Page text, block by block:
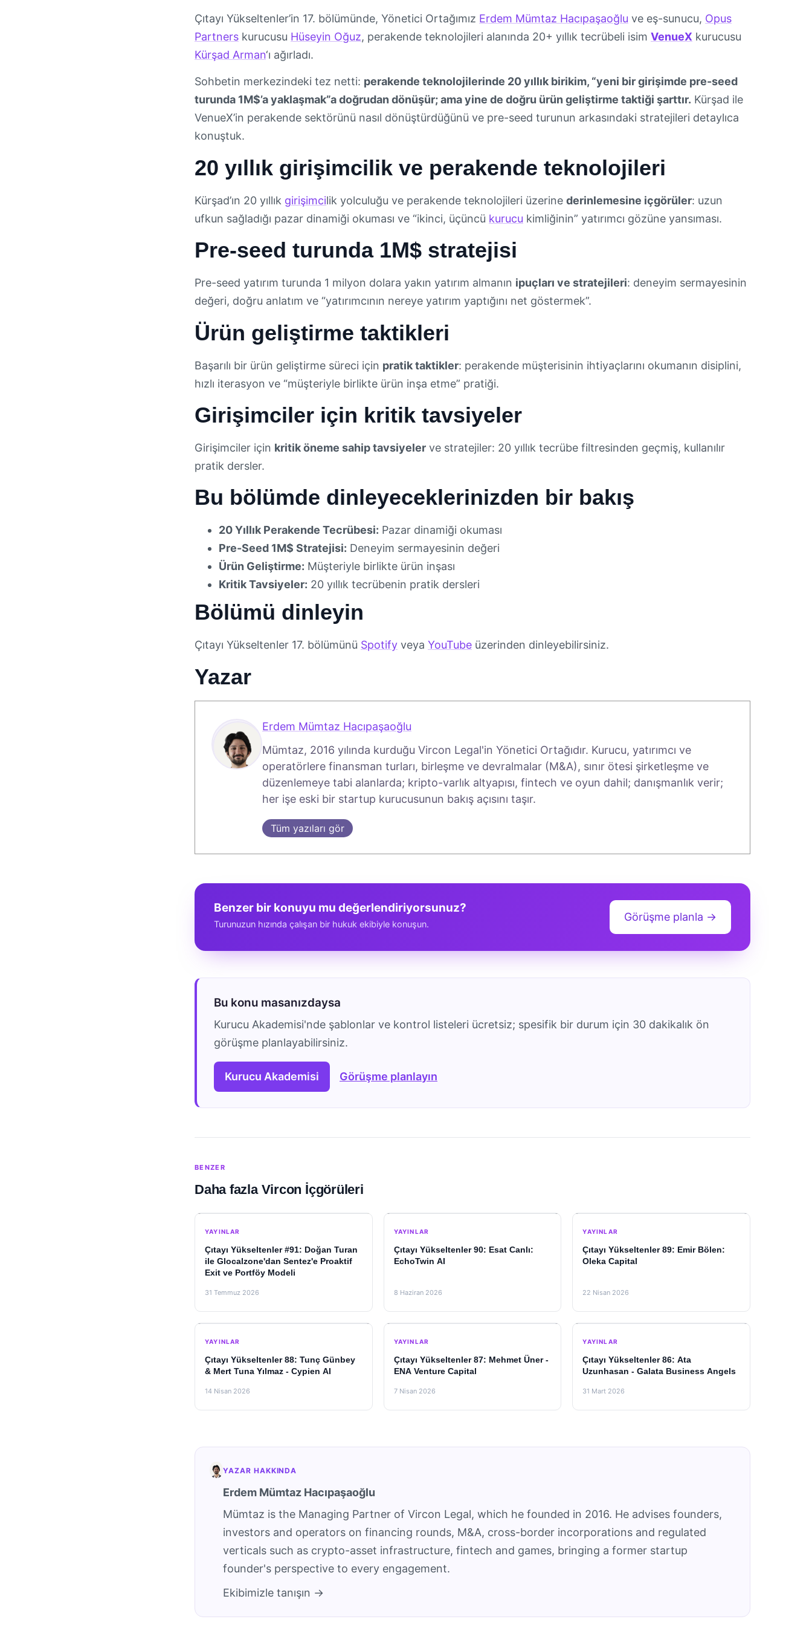
Çıtayı Yükseltenler’in 17. bölümünde, Yönetici Ortağımız Erdem Mümtaz Hacıpaşaoğlu ve eş-sunucu, Opus
Partners kurucusu Hüseyin Oğuz, perakende teknolojileri alanında 20+ yıllık tecrübeli isim VenueX kurucusu
Kürşad Arman‘ı ağırladı.
Sohbetin merkezindeki tez netti: perakende teknolojilerinde 20 yıllık birikim, “yeni bir girişimde pre-seed
turunda 1M$’a yaklaşmak”a doğrudan dönüşür; ama yine de doğru ürün geliştirme taktiği şarttır. Kürşad ile
VenueX’in perakende sektörünü nasıl dönüştürdüğünü ve pre-seed turunun arkasındaki stratejileri detaylıca
konuştuk.
20 yıllık girişimcilik ve perakende teknolojileri
Kürşad’ın 20 yıllık girişimcilik yolculuğu ve perakende teknolojileri üzerine derinlemesine içgörüler: uzun
ufkun sağladığı pazar dinamiği okuması ve “ikinci, üçüncü kurucu kimliğinin” yatırımcı gözüne yansıması.
Pre-seed turunda 1M$ stratejisi
Pre-seed yatırım turunda 1 milyon dolara yakın yatırım almanın ipuçları ve stratejileri: deneyim sermayesinin
değeri, doğru anlatım ve “yatırımcının nereye yatırım yaptığını net göstermek”.
Ürün geliştirme taktikleri
Başarılı bir ürün geliştirme süreci için pratik taktikler: perakende müşterisinin ihtiyaçlarını okumanın disiplini,
hızlı iterasyon ve “müşteriyle birlikte ürün inşa etme” pratiği.
Girişimciler için kritik tavsiyeler
Girişimciler için kritik öneme sahip tavsiyeler ve stratejiler: 20 yıllık tecrübe filtresinden geçmiş, kullanılır
pratik dersler.
Bu bölümde dinleyeceklerinizden bir bakış
20 Yıllık Perakende Tecrübesi: Pazar dinamiği okuması
Pre-Seed 1M$ Stratejisi: Deneyim sermayesinin değeri
Ürün Geliştirme: Müşteriyle birlikte ürün inşası
Kritik Tavsiyeler: 20 yıllık tecrübenin pratik dersleri
Bölümü dinleyin
Çıtayı Yükseltenler 17. bölümünü Spotify veya YouTube üzerinden dinleyebilirsiniz.
Yazar
Erdem Mümtaz Hacıpaşaoğlu
Mümtaz, 2016 yılında kurduğu Vircon Legal'in Yönetici Ortağıdır. Kurucu, yatırımcı ve
operatörlere finansman turları, birleşme ve devralmalar (M&A), sınır ötesi şirketleşme ve
düzenlemeye tabi alanlarda; kripto-varlık altyapısı, fintech ve oyun dahil; danışmanlık verir;
her işe eski bir startup kurucusunun bakış açısını taşır.
Tüm yazıları gör
Benzer bir konuyu mu değerlendiriyorsunuz?
Turunuzun hızında çalışan bir hukuk ekibiyle konuşun.
Görüşme planla →
Bu konu masanızdaysa
Kurucu Akademisi'nde şablonlar ve kontrol listeleri ücretsiz; spesifik bir durum için 30 dakikalık ön
görüşme planlayabilirsiniz.
Kurucu Akademisi Görüşme planlayın
BENZER
Daha fazla Vircon İçgörüleri
YAYINLAR
Çıtayı Yükseltenler #91: Doğan Turan
ile Glocalzone'dan Sentez'e Proaktif
Exit ve Portföy Modeli
31 Temmuz 2026
YAYINLAR
Çıtayı Yükseltenler 90: Esat Canlı:
EchoTwin AI
8 Haziran 2026
YAYINLAR
Çıtayı Yükseltenler 89: Emir Bölen:
Oleka Capital
22 Nisan 2026
YAYINLAR
Çıtayı Yükseltenler 88: Tunç Günbey
& Mert Tuna Yılmaz - Cypien AI
14 Nisan 2026
YAYINLAR
Çıtayı Yükseltenler 87: Mehmet Üner -
ENA Venture Capital
7 Nisan 2026
YAYINLAR
Çıtayı Yükseltenler 86: Ata
Uzunhasan - Galata Business Angels
31 Mart 2026
YAZAR HAKKINDA
Erdem Mümtaz Hacıpaşaoğlu
Mümtaz is the Managing Partner of Vircon Legal, which he founded in 2016. He advises founders,
investors and operators on financing rounds, M&A, cross-border incorporations and regulated
verticals such as crypto-asset infrastructure, fintech and games, bringing a former startup
founder's perspective to every engagement.
Ekibimizle tanışın →